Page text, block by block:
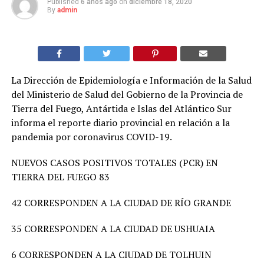
Published 6 años ago on diciembre 18, 2020
By admin
La Dirección de Epidemiología e Información de la Salud
del Ministerio de Salud del Gobierno de la Provincia de
Tierra del Fuego, Antártida e Islas del Atlántico Sur
informa el reporte diario provincial en relación a la
pandemia por coronavirus COVID-19.
NUEVOS CASOS POSITIVOS TOTALES (PCR) EN
TIERRA DEL FUEGO 83
42 CORRESPONDEN A LA CIUDAD DE RÍO GRANDE
35 CORRESPONDEN A LA CIUDAD DE USHUAIA
6 CORRESPONDEN A LA CIUDAD DE TOLHUIN